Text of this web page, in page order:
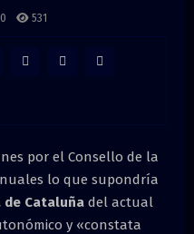
0 531
por el Consello de la
lo que supondría
Cataluña del actual
y «constata